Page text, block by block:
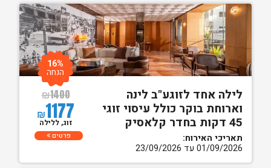
לילה אחד לזוגע"ב לינה
וארוחת בוקר כולל עיסוי זוגי
45 דקות בחדר קלאסיק
תאריכי האירוח:
01/09/2026 עד 23/09/2026
₪1400
₪1177
16%
הנחה
זוג, ללילה
פרטים